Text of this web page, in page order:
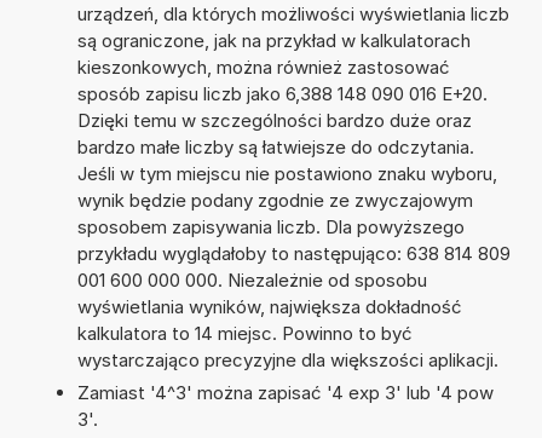
urządzeń, dla których możliwości wyświetlania liczb
są ograniczone, jak na przykład w kalkulatorach
kieszonkowych, można również zastosować
sposób zapisu liczb jako 6,388 148 090 016 E+20.
Dzięki temu w szczególności bardzo duże oraz
bardzo małe liczby są łatwiejsze do odczytania.
Jeśli w tym miejscu nie postawiono znaku wyboru,
wynik będzie podany zgodnie ze zwyczajowym
sposobem zapisywania liczb. Dla powyższego
przykładu wyglądałoby to następująco: 638 814 809
001 600 000 000. Niezależnie od sposobu
wyświetlania wyników, największa dokładność
kalkulatora to 14 miejsc. Powinno to być
wystarczająco precyzyjne dla większości aplikacji.
Zamiast '4^3' można zapisać '4 exp 3' lub '4 pow
3'.